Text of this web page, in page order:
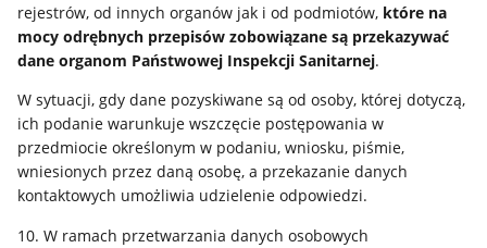
rejestrów, od innych organów jak i od podmiotów, które na
mocy odrębnych przepisów zobowiązane są przekazywać
dane organom Państwowej Inspekcji Sanitarnej.
W sytuacji, gdy dane pozyskiwane są od osoby, której dotyczą,
ich podanie warunkuje wszczęcie postępowania w
przedmiocie określonym w podaniu, wniosku, piśmie,
wniesionych przez daną osobę, a przekazanie danych
kontaktowych umożliwia udzielenie odpowiedzi.
10. W ramach przetwarzania danych osobowych